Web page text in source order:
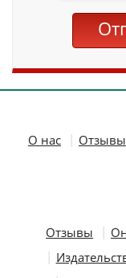
О нас Отзывы
Отзывы